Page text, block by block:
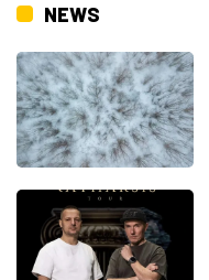
NEWS